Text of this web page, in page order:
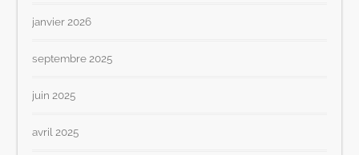
janvier 2026
septembre 2025
juin 2025
avril 2025